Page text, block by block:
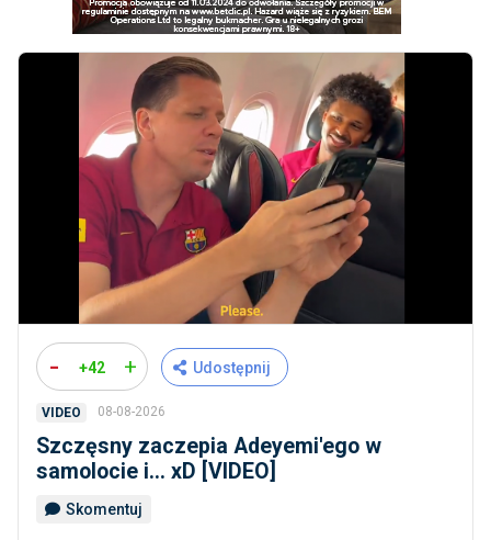
- +42 + Udostępnij
VIDEO 08-08-2026
Szczęsny zaczepia Adeyemi'ego w
samolocie i... xD [VIDEO]
Skomentuj